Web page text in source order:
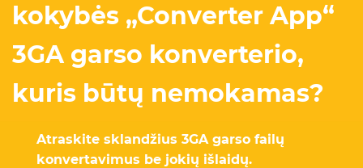
kokybės „Converter App“
3GA garso konverterio,
kuris būtų nemokamas?
Atraskite sklandžius 3GA garso failų
konvertavimus be jokių išlaidų.